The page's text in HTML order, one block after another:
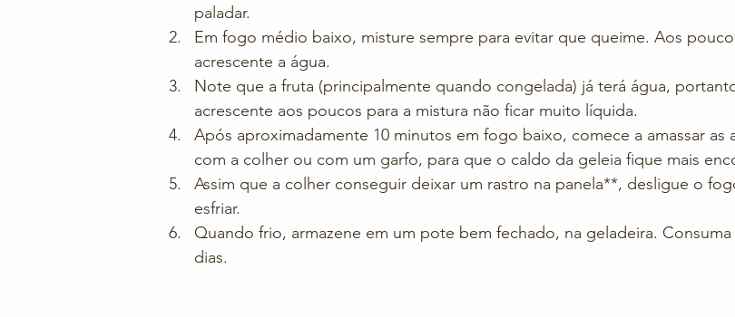
paladar.
Em fogo médio baixo, misture sempre para evitar que queime. Aos
acrescente a água.
Note que a fruta (principalmente quando congelada) já terá água,
acrescente aos poucos para a mistura não ficar muito líquida.
Após aproximadamente 10 minutos em fogo baixo, comece a amassar as
com a colher ou com um garfo, para que o caldo da geleia fique mais
Assim que a colher conseguir deixar um rastro na panela**, desligue o
esfriar.
Quando frio, armazene em um pote bem fechado, na geladeira.
dias.